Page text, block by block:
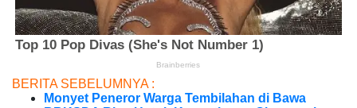
BERITA SEBELUMNYA :
Monyet Peneror Warga Tembilahan di Bawa